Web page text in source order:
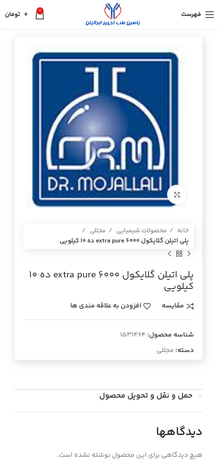
فهرست 0
0 تومان
برای بزرگنمایی کلیک کنید
خانه محصولات شیمیایی
مجللی
پلي اتيلن گلايكول 6000 extra pure ده 10 كيلويي
پلي اتيلن گلايكول 6000 extra pure ده 10
كيلويي
مقایسه افزودن به علاقه مندی ها
شناسه محصول: 1531464
دسته: مجللی
حمل و نقل و تحویل محصول
دیدگاهها
هیچ دیدگاهی برای این محصول نوشته نشده است.